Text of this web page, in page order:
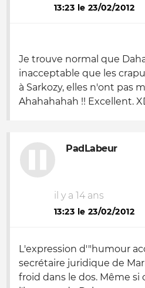
13:23 le 23/02/2012
Je trouve normal que
inacceptable que les
à Sarkozy, elles n'ont pas
Ahahahahah !! Excellent.
PadLabeur
il y a 14 ans
13:23 le 23/02/2012
L'expression d'"humour
secrétaire juridique de
froid dans le dos. Même si